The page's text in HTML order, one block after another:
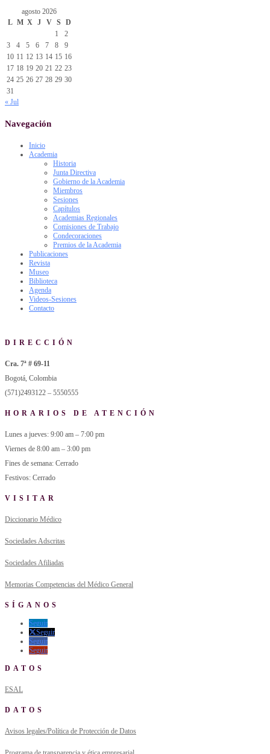
agosto 2026
L M X J V S
D
1
2
3
4 5 6 7 8
9
10 11 12 13 14 15 16
17 18 19 20 21 22 23
24 25 26 27 28 29 30
31
« Jul
Navegación
Inicio
Academia
Historia
Junta Directiva
Gobierno de la Academia
Miembros
Sesiones
Capítulos
Academias Regionales
Comisiones de Trabajo
Condecoraciones
Premios de la Academia
Publicaciones
Revista
Museo
Biblioteca
Agenda
Videos-Sesiones
Contacto
DIRECCIÓN
Cra. 7ª # 69-11
Bogotá, Colombia
(571)2493122 – 5550555
HORARIOS DE ATENCIÓN
Lunes a jueves: 9:00 am – 7:00 pm
Viernes de 8:00 am – 3:00 pm
Fines de semana: Cerrado
Festivos: Cerrado
VISITAR
Diccionario Médico
Sociedades Adscritas
Sociedades Afiliadas
Memorias Competencias del Médico General
SÍGANOS
Seguir
Seguir
Seguir
Seguir
DATOS
ESAL
DATOS
Avisos legales/Política de Protección de Datos